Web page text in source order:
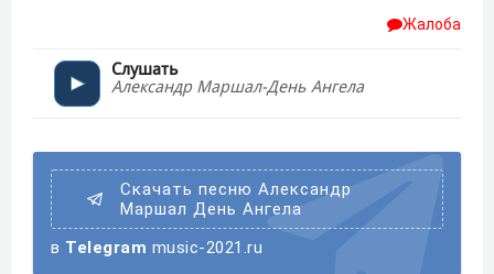
Жалоба
Слушать
Александр Маршал-День Ангела
Скачать песню Александр
Маршал День Ангела
в Telegram music-2021.ru